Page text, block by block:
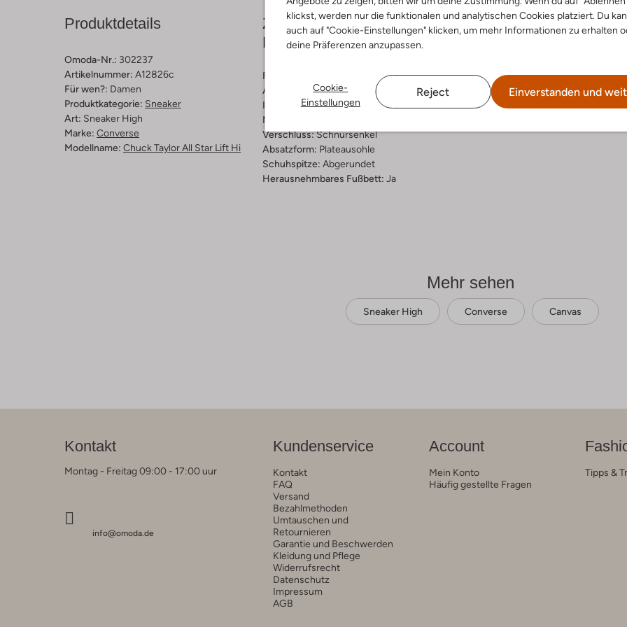
klickst, werden nur die funktionalen und analytischen Cookies platziert. Du
auch auf "Cookie-Einstellungen" klicken, um mehr Informationen zu erhalten
deine Präferenzen anzupassen.
Cookie-
Einstellungen
Reject Einverstanden und
Produktdetails
Omoda-Nr.: 302237
Artikelnummer: A12826c
Für wen?: Damen
Produktkategorie: Sneaker
Art: Sneaker High
Marke: Converse
Modellname: Chuck Taylor All Star Lift Hi
Zusammensetzung &
Passform
Farbe :
Außenmaterial:Canvas
Innenmaterial:Stoff/textil
Material Sohle:
Verschluss:Schnürsenkel
Absatzform: Plateausohle
Schuhspitze: Abgerundet
Herausnehmbares Fußbett: Ja
Mehr sehen
Sneaker High Converse Canvas
Kontakt
Montag - Freitag 09:00 - 17:00 uur
info@omoda.de
Kundenservice
Kontakt
FAQ
Versand
Bezahlmethoden
Umtauschen und
Retournieren
Garantie und Beschwerden
Kleidung und Pflege
Widerrufsrecht
Datenschutz
Impressum
AGB
Account
Mein Konto
Häufig gestellte Fragen
Tipps &